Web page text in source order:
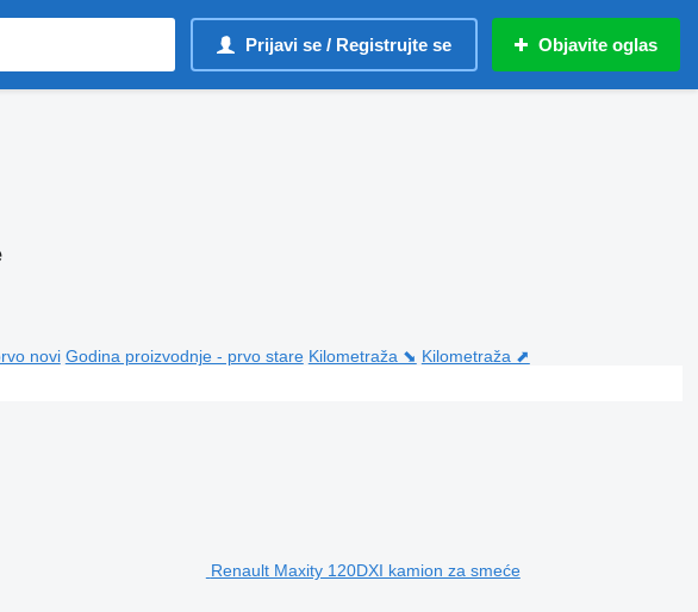
Prijavi se / Registrujte se Objavite oglas
novi Godina proizvodnje - prvo stare Kilometraža ⬊ Kilometraža ⬈
Renault Maxity 120DXI kamion za smeće